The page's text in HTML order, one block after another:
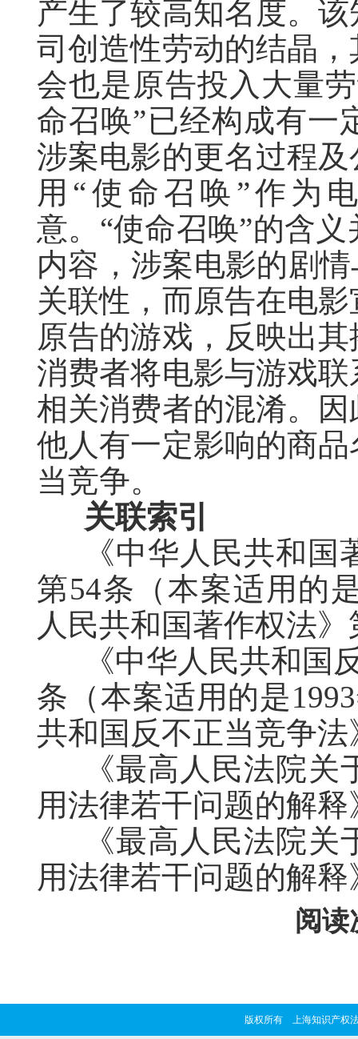
产生了较高知名度。
司创造性劳动的结晶
会也是原告投入大量
命召唤”已经构成有一
涉案电影的更名过程
用“使命召唤”作为
意。“使命召唤”的含
内容，涉案电影的剧
关联性，而原告在电
原告的游戏，反映出
消费者将电影与游戏
相关消费者的混淆。
他人有一定影响的商
当竞争。
关联索引
《中华人民共和
第54条（本案适用的
人民共和国著作权法
《中华人民共和国
条（本案适用的是
共和国反不正当竞争
《最高人民法院
用法律若干问题的解
《最高人民法院
用法律若干问题的解
阅读
版权所有 上海知识产权法